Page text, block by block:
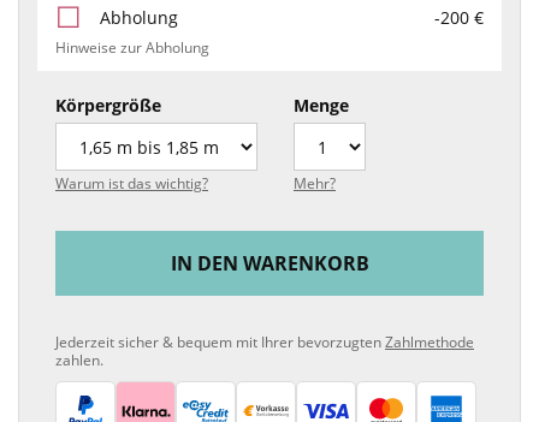
Abholung -200 €
Hinweise zur Abholung
Körpergröße
Warum ist das wichtig?
Menge
Mehr?
IN DEN WARENKORB
Jederzeit sicher & bequem mit Ihrer bevorzugtenZahlmethode
zahlen.